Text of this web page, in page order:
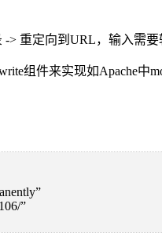
重定向到URL，输入需要
组件来实现如Apache中
”